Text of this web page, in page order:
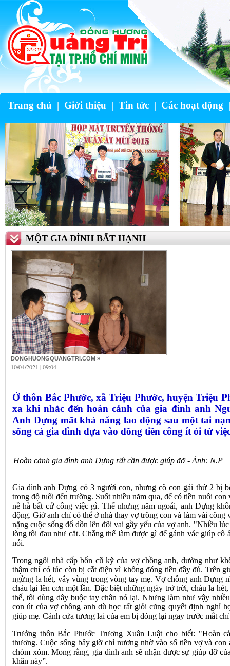
Trang chủ | Giới thiệu | Tin tức | Các hoạt động |
MỘT GIA ĐÌNH BẤT HẠNH
DONGHUONGQUANGTRI.COM »
10/04/2021 | 09:04
Ở thôn Bắc Phước, xã Triệu Phước, huyện Triệu
xa khi nhắc đến hoàn cảnh của gia đình anh
Anh Dựng mất khả năng lao động sau một tai
sống cả gia đình dựa vào đồng tiền công ít ỏi từ
Hoàn cảnh gia đình anh Dựng rất cần được giúp đỡ - Ảnh: N.P​
Gia đình anh Dựng có 3 người con, nhưng cô con gái thứ 2 bị
trong độ tuổi đến trường. Suốt nhiều năm qua, để có tiền nuôi
nề hà bất cứ công việc gì. Thế nhưng năm ngoái, anh Dựng
động. Giờ anh chỉ có thể ở nhà thay vợ trông con và làm vài
nặng cuộc sống đổ dồn lên đôi vai gầy yếu của vợ anh. "Nhiều
lòng tôi đau như cắt. Chẳng thể làm được gì để gánh vác giúp
nói.
Trong ngôi nhà cấp bốn cũ kỹ của vợ chồng anh, dường như
thậm chí có lúc còn bị cắt điện vì không đóng tiền đầy đủ. Trên
ngừng la hét, vẫy vùng trong vòng tay mẹ. Vợ chồng anh Dựng
cháu lại lên cơn một lần. Đặc biệt những ngày trở trời, cháu la
thế, tôi dùng dây buộc tay chân nó lại. Nhưng làm như vậy
con út của vợ chồng anh dù học rất giỏi cũng quyết định nghỉ
giúp mẹ. Cánh cửa tương lai của em bị đóng lại ngay trước mắt
Trưởng thôn Bắc Phước Trương Xuân Luật cho biết: "Hoàn
thương. Cuộc sống bây giờ chỉ nương nhờ vào số tiền vợ và
chòm xóm. Mong rằng, gia đình anh sẽ nhận được sự giúp đỡ
khăn này”.